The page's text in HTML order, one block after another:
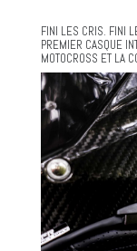
FINI LES CRIS. FINI
PREMIER CASQUE
MOTOCROSS ET LA